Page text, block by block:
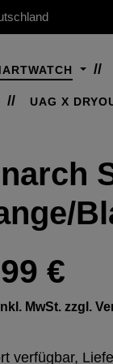
UAG X
Preis:
€
MwSt. zzgl.
verfügbar,